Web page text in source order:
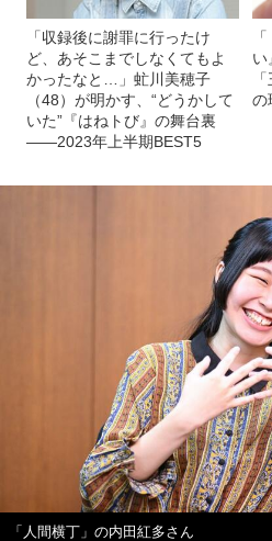
「収録後に謝罪に行ったけ
ど、あそこまでしなくてもよ
かったなと…」虻川美穂子
（48）が明かす、“どうかして
いた”『はねトび』の舞台裏
――2023年上半期BEST5
の
「人間横丁」の内田紅多さん